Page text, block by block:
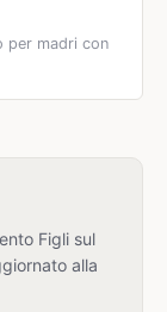
per madri con
Figli sul
alla